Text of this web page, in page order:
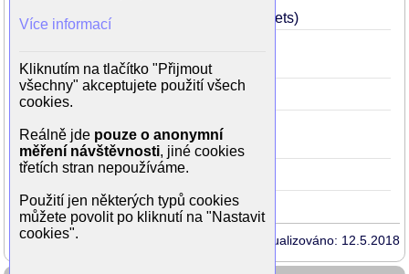
Bod zlomu1991 (DEA agent Deets)
29
(Chance Wilder)
Modrá ocel 1990 28
Narozen 4. července1989
27
(veterinář - Villa Dulce)
Aktualizováno: 12.5.2018
Více informací
Kliknutím na tlačítko "Přijmout
všechny" akceptujete použití všech
cookies.
Reálně jde pouze o anonymní
měření návštěvnosti, jiné cookies
třetích stran nepoužíváme.
Použití jen některých typů cookies
můžete povolit po kliknutí na "Nastavit
cookies".